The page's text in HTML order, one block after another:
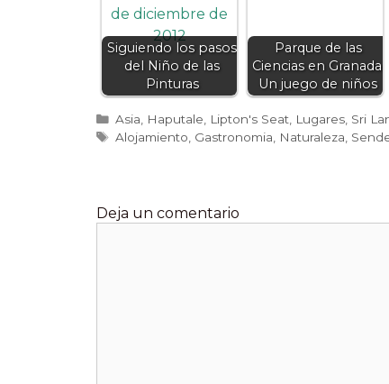
Siguiendo los pasos
del Niño de las
Pinturas
Parque de las
Ciencias en Granada:
Un juego de niños
Categorías
Asia Haputale Lipton's Seat Lugares Sri
Etiquetas
Alojamiento Gastronomia Naturaleza
Deja un comentario